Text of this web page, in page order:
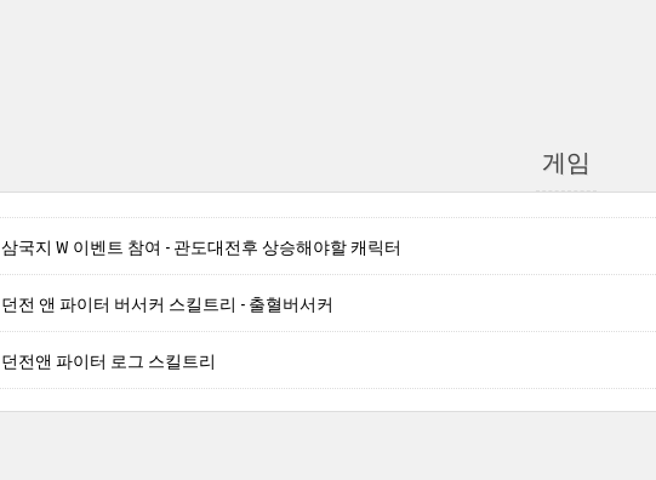
게임
삼국지 W 이벤트 참여 - 관도대전후 상승해야할 캐릭터
던전 앤 파이터 버서커 스킬트리 - 출혈버서커
던전앤 파이터 로그 스킬트리